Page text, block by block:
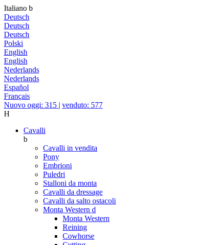
Italiano b
Deutsch
Deutsch
Deutsch
Polski
English
English
Nederlands
Nederlands
Español
Français
Nuovo oggi: 315 | venduto: 577
H
Cavalli
b
Cavalli in vendita
Pony
Embrioni
Puledri
Stalloni da monta
Cavalli da dressage
Cavalli da salto ostacoli
Monta Western d
Monta Western
Reining
Cowhorse